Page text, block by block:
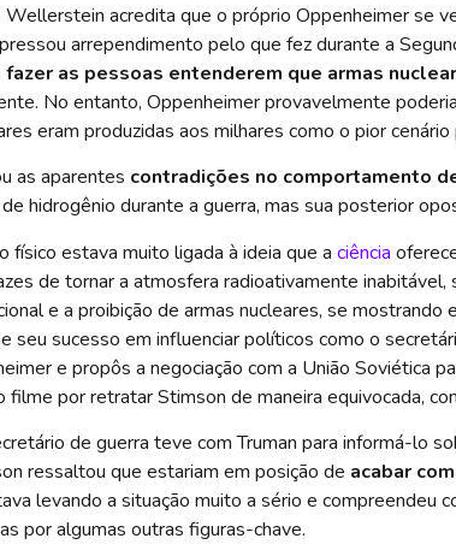
acredita que o próprio Oppenheimer se
arrependimento pelo que fez durante a
as pessoas entenderem que armas
No entanto, Oppenheimer provavelmente
eram produzidas aos milhares como o pior
as aparentes contradições no comportamento
hidrogênio durante a guerra, mas sua posterior
físico estava muito ligada à ideia que a ciência
de tornar a atmosfera radioativamente inabitável,
e a proibição de armas nucleares, se
seu sucesso em influenciar políticos como o
e propôs a negociação com a União Soviética
filme por retratar Stimson de maneira equivocada,
de guerra teve com Truman para informá-lo
ressaltou que estariam em posição de acabar
levando a situação muito a sério e compreendeu
por algumas outras figuras-chave.